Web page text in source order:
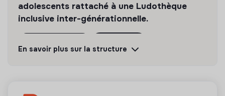
adolescents rattaché à une Ludothèque
inclusive inter-générationnelle.
En savoir plus sur la structure